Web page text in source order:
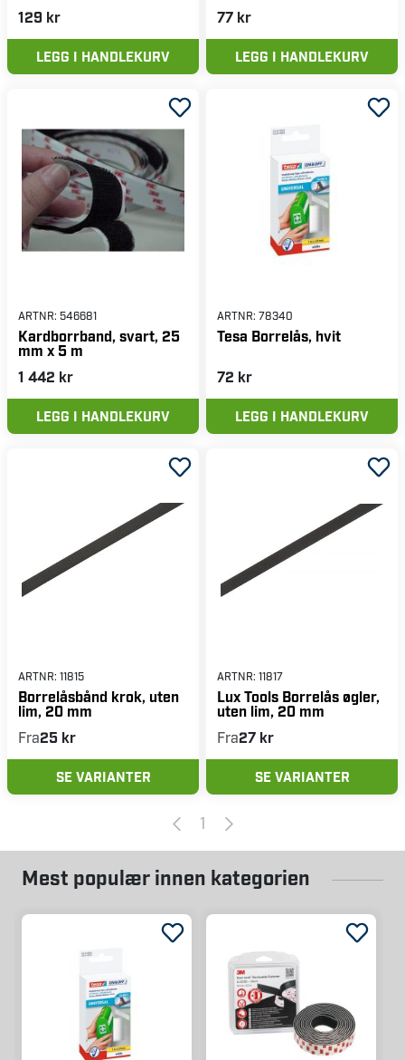
129 kr
LEGG I HANDLEKURV
77 kr
LEGG I HANDLEKURV
ARTNR: 546681
Kardborrband, svart, 25
mm x 5 m
1 442 kr
LEGG I HANDLEKURV
ARTNR: 78340
Tesa Borrelås, hvit
72 kr
LEGG I HANDLEKURV
ARTNR: 11815
Borrelåsbånd krok, uten
lim, 20 mm
Fra25 kr
SE VARIANTER
ARTNR: 11817
Lux Tools Borrelås øgler,
uten lim, 20 mm
Fra27 kr
SE VARIANTER
1
Mest populær innen kategorien